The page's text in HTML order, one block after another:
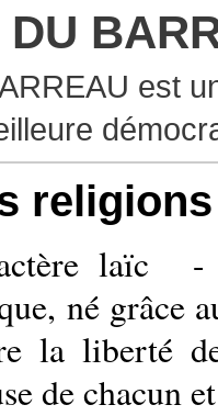
est
laïc
-
né grâce
la liberté
de chacun